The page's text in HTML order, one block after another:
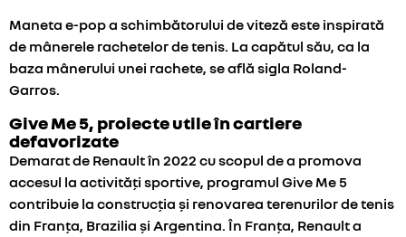
Maneta e-pop a schimbătorului de viteză este inspirată
de mânerele rachetelor de tenis. La capătul său, ca la
baza mânerului unei rachete, se află sigla Roland-
Garros.
Give Me 5, proiecte utile în cartiere
defavorizate
Demarat de Renault în 2022 cu scopul de a promova
accesul la activități sportive, programul Give Me 5
contribuie la construcția și renovarea terenurilor de tenis
din Franța, Brazilia și Argentina. În Franța, Renault a